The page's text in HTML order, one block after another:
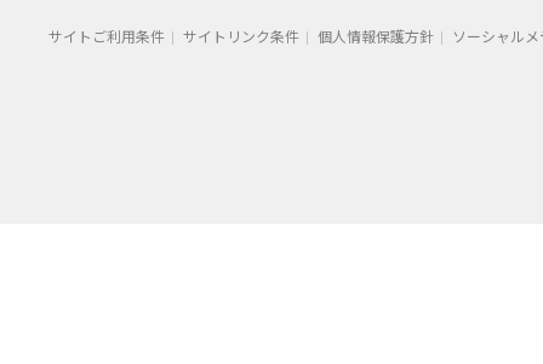
サイトご利用条件 サイトリンク条件 個人情報保護方針 ソーシャル